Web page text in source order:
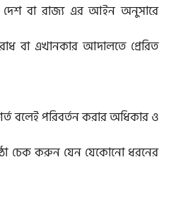
বা রাজ্য এর আইন অনুসারে
বা এখানকার আদালতে প্রেরিত
বলেই পরিবর্তন করার অধিকার ও
চেক করুন যেন যেকোনো ধরনের